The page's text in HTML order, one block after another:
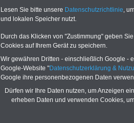
Lesen Sie bitte unsere Datenschutzrichtlinie,
und lokalen Speicher nutzt.
Durch das Klicken von "Zustimmung" geben
Cookies auf Ihrem Gerät zu speichern.
Wir gewähren Dritten - einschließlich Google -
Google-Website "Datenschutzerklärung &
Google ihre personenbezogenen Daten
Dürfen wir Ihre Daten nutzen, um Anzeigen
erheben Daten und verwenden Cookies,